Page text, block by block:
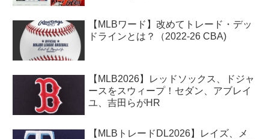
【MLBワード】改めてトレード・デッ
ドラインとは？（2022-26 CBA)
【MLB2026】レッドソックス、ドジャ
ースをスウィープ！セダン、アブレイ
ユ、吉田らがHR
【MLBトレードDL2026】レイズ、メ